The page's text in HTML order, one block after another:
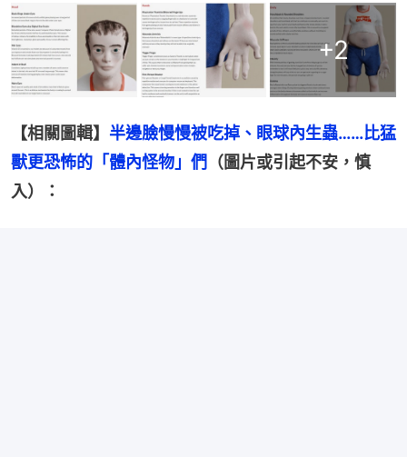
+2
【相關圖輯】 半邊臉慢慢被吃掉、眼球內生蟲……比猛
獸更恐怖的「體內怪物」們 （圖片或引起不安，慎
入）：